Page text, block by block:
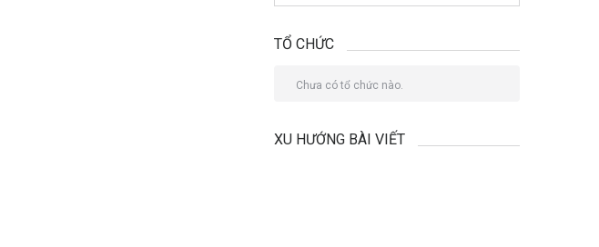
TỔ CHỨC
Chưa có tổ chức nào.
XU HƯỚNG BÀI VIẾT